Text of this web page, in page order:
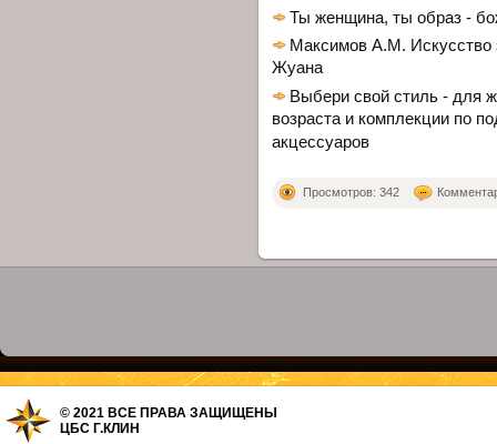
Ты женщина, ты образ -
Максимов А.М. Искусство
Жуана
Выбери свой стиль - для
возраста и комплекции по
акцессуаров
Просмотров: 342
© 2021 ВСЕ ПРАВА ЗАЩИЩЕНЫ
ЦБС Г.КЛИН